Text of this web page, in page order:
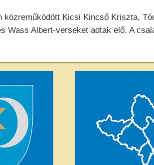
közreműködött Kicsi Kincső Kriszta,
Wass Albert-verseket adtak elő. A